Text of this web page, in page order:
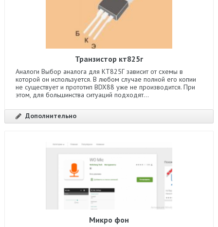
Транзистор кт825г
Аналоги Выбор аналога для КТ825Г зависит от схемы в
которой он используется. В любом случае полной его копии
не существует и прототип BDX88 уже не производится. При
этом, для большинства ситуаций подходят...
Дополнительно
Микро фон